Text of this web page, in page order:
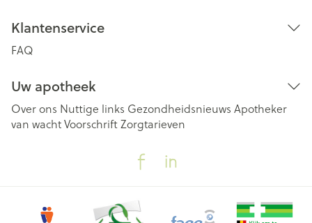
Klantenservice
FAQ
Uw apotheek
Over ons Nuttige links Gezondheidsnieuws Apotheker
van wachtVoorschriftZorgtarieven